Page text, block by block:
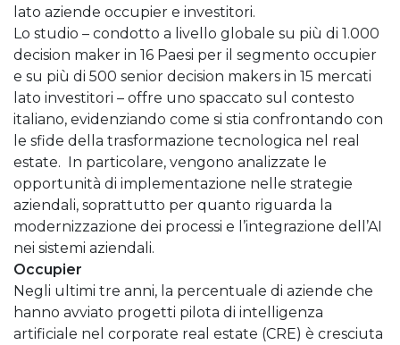
lato aziende occupier e investitori.
Lo studio – condotto a livello globale su più di 1.000
decision maker in 16 Paesi per il segmento occupier
e su più di 500 senior decision makers in 15 mercati
lato investitori – offre uno spaccato sul contesto
italiano, evidenziando come si stia confrontando con
le sfide della trasformazione tecnologica nel real
estate. In particolare, vengono analizzate le
opportunità di implementazione nelle strategie
aziendali, soprattutto per quanto riguarda la
modernizzazione dei processi e l’integrazione dell’AI
nei sistemi aziendali.
Occupier
Negli ultimi tre anni, la percentuale di aziende che
hanno avviato progetti pilota di intelligenza
artificiale nel corporate real estate (CRE) è cresciuta